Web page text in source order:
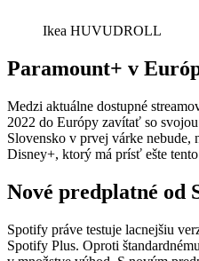
Ikea HUVUDROLL
Paramount+ v
Medzi aktuálne dostupné
2022 do Európy zavítať so
Slovensko v prvej várke nebude,
Disney+, ktorý má prísť ešte
Nové predplatné od
Spotify práve testuje lacnejšiu
Spotify Plus. Oproti